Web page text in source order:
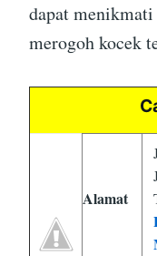
dapat menikmati
merogoh kocek
Alamat